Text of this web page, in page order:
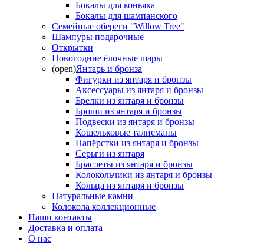
Бокалы для коньяка
Бокалы для шампанского
Семейные обереги "Willow Tree"
Шампуры подарочные
Открытки
Новогодние ёлочные шары
(open)Янтарь и бронза
Фигурки из янтаря и бронзы
Аксессуары из янтаря и бронзы
Брелки из янтаря и бронзы
Броши из янтаря и бронзы
Подвески из янтаря и бронзы
Кошельковые талисманы
Напёрстки из янтаря и бронзы
Серьги из янтаря
Браслеты из янтаря и бронзы
Колокольчики из янтаря и бронзы
Кольца из янтаря и бронзы
Натуральные камни
Колокола коллекционные
Наши контакты
Доставка и оплата
О нас